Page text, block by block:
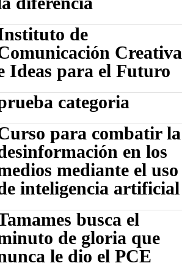
de
Creativa
Ideas para el Futuro
categoria
para combatir la
en los
mediante el uso
inteligencia artificial
busca el
de gloria que
le dio el PCE